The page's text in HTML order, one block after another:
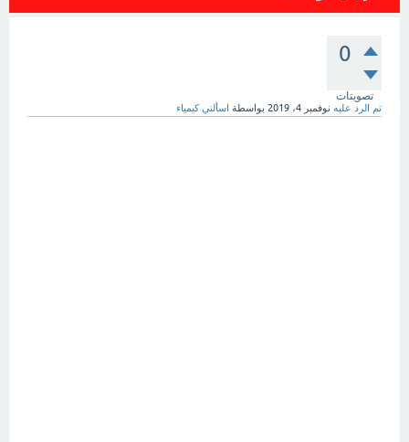
0
تصويتات
تم الرد عليه نوفمبر 4، 2019 بواسطة اسألني كيمياء